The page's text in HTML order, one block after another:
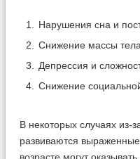
Нарушения сна и
Снижение массы
Депрессия и
Снижение социальной
В некоторых случаях из-
развиваются
возрасте могут